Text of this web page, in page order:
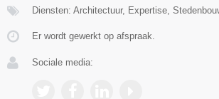
Diensten: Architectuur, Expertise,
Er wordt gewerkt op afspraak.
Sociale media: